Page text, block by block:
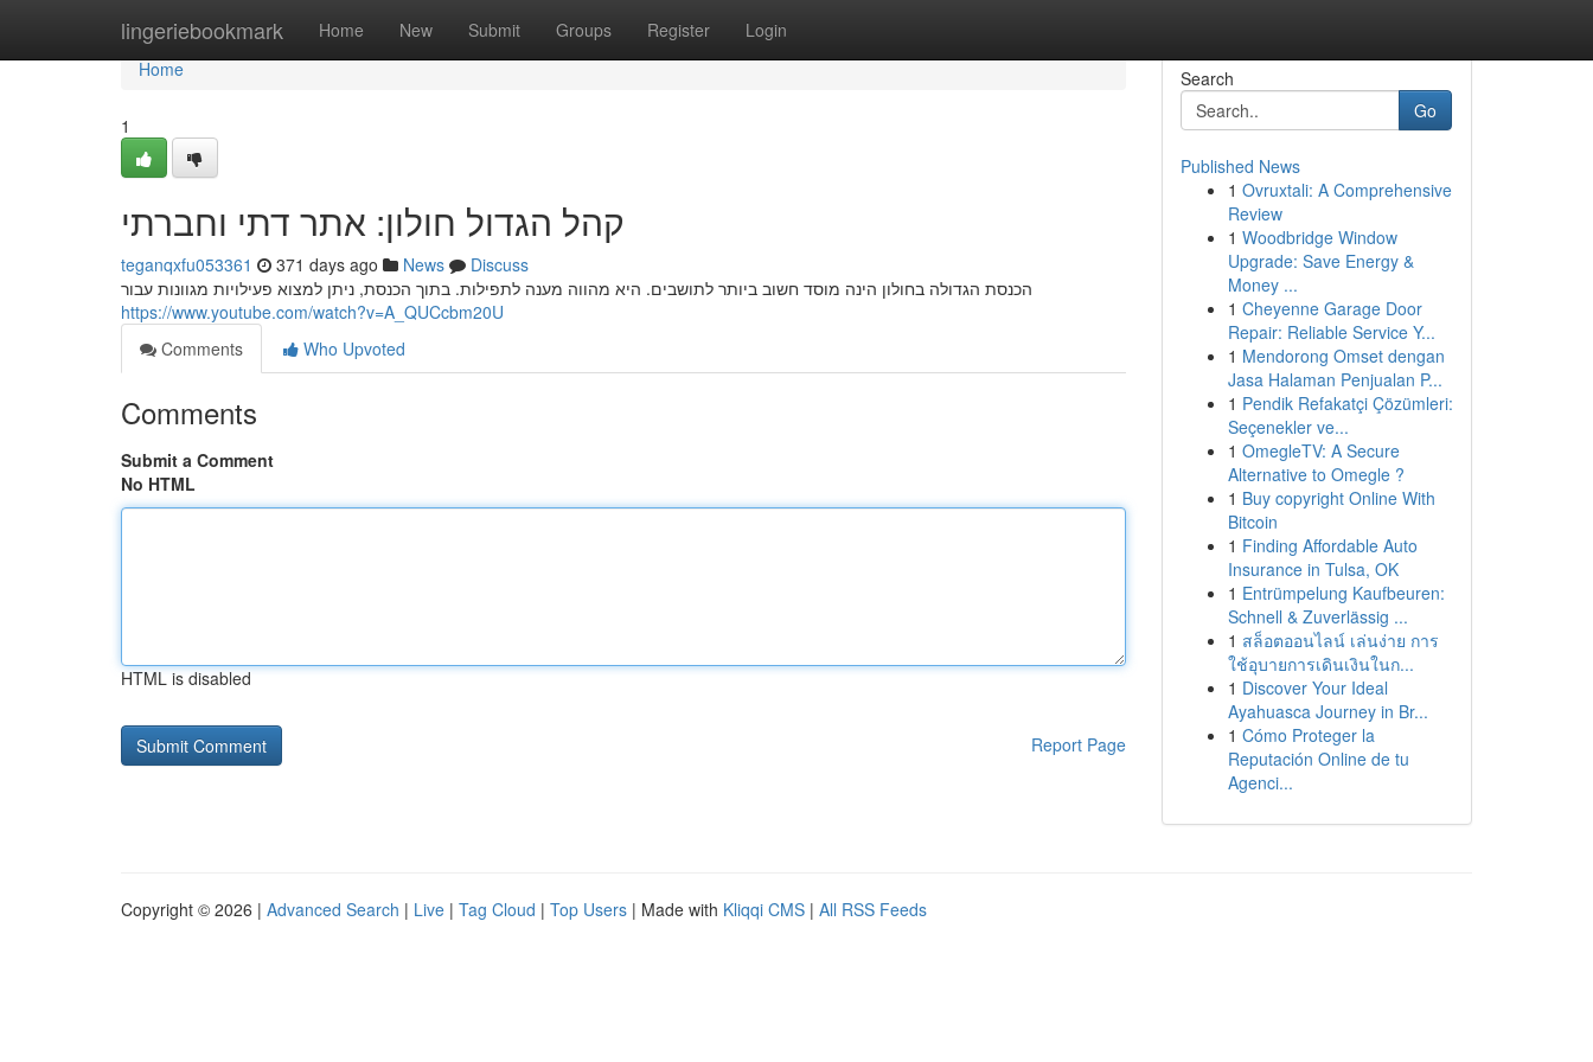
lingeriebookmark Home New Submit Groups Register Login
Home
Home
1
קהל הגדול חולון: אתר דתי וחברתי
teganqxfu053361 371 days ago News
Discuss
הכנסת הגדולה בחולון הינה מוסד חשוב ביותר לתושבים. היא מהווה מענה לתפילות. בתוך הכנסת, ניתן למצוא פעילויות מגוונות עבור
https://www.youtube.com/watch?v=A_QUCcbm20U
Comments
Who Upvoted
Comments
Submit a Comment
No HTML
HTML is disabled
Report Page
Search
Go
Published News
1 Ovruxtali: A Comprehensive
Review
1 Woodbridge Window
Upgrade: Save Energy &
Money ...
1 Cheyenne Garage Door
Repair: Reliable Service Y...
1 Mendorong Omset dengan
Jasa Halaman Penjualan P...
1 Pendik Refakatçi Çözümleri:
Seçenekler ve...
1 OmegleTV: A Secure
Alternative to Omegle ?
1 Buy copyright Online With
Bitcoin
1 Finding Affordable Auto
Insurance in Tulsa, OK
1 Entrümpelung Kaufbeuren:
Schnell & Zuverlässig ...
1 สล็อตออนไลน์ เล่นง่าย การ
ใช้อุบายการเดินเงินในก...
1 Discover Your Ideal
Ayahuasca Journey in Br...
1 Cómo Proteger la
Reputación Online de tu
Agenci...
Copyright © 2026 | Advanced Search | Live | Tag Cloud | Top Users | Made with Kliqqi CMS | All RSS Feeds